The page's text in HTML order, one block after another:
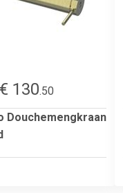
€ 130.50
Douchemengkraan